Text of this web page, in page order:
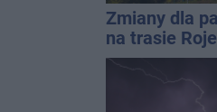
Zmiany dla
na trasie
Inowrocław